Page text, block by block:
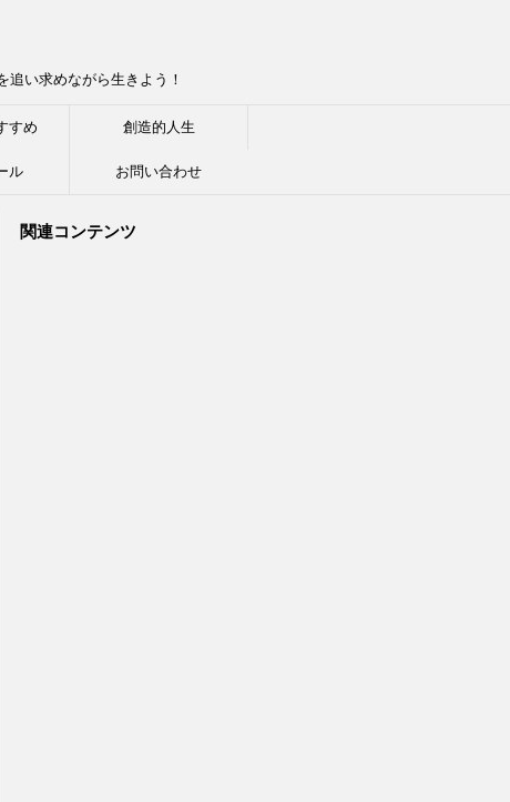
い求めながら生きよう！
すめ 創造的人生
ル お問い合わせ
関連コンテンツ